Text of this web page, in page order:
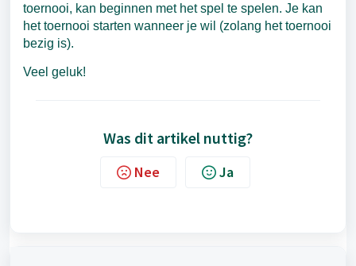
toernooi, kan beginnen met het spel te spelen. Je kan
het toernooi starten wanneer je wil (zolang het toernooi
bezig is).
Veel geluk!
Was dit artikel nuttig?
Nee Ja